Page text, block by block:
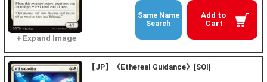
Add to
Cart
Same Name
Search
【JP】《Ethereal Guidance》[SOI]